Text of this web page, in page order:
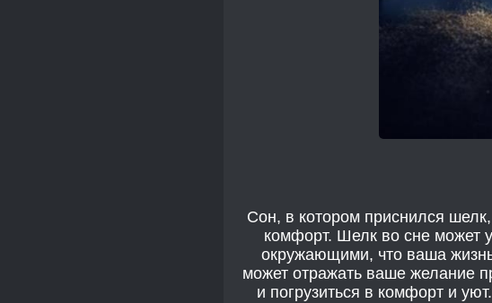
Сон, в котором приснился
комфорт. Шелк во сне может
окружающими, что ваша
может отражать ваше желание
и погрузиться в комфорт и